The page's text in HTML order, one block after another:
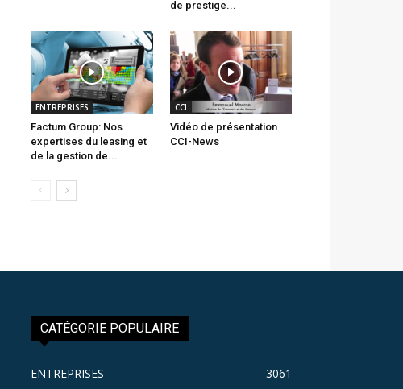
de prestige...
ENTREPRISES
Factum Group: Nos
expertises du leasing et
de la gestion de...
CCI
Vidéo de présentation
CCI-News
CATÉGORIE POPULAIRE
ENTREPRISES 3061